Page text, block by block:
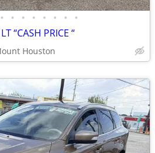
• • • • • • • •
“CASH PRICE “
Houston